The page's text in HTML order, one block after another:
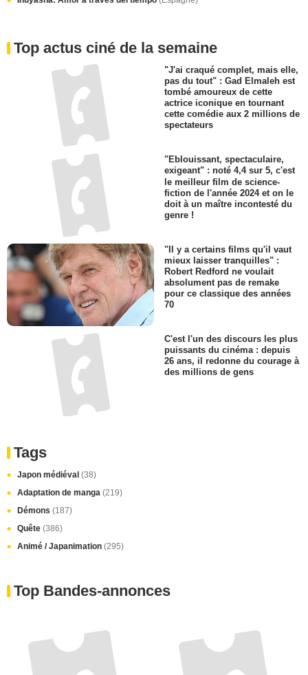
Top actus ciné de la semaine
"J'ai craqué complet, mais elle,
pas du tout" : Gad Elmaleh est
tombé amoureux de cette
actrice iconique en tournant
cette comédie aux 2 millions de
spectateurs
"Eblouissant, spectaculaire,
exigeant" : noté 4,4 sur 5, c'est
le meilleur film de science-
fiction de l'année 2024 et on le
doit à un maître incontesté du
genre !
"Il y a certains films qu'il vaut
mieux laisser tranquilles" :
Robert Redford ne voulait
absolument pas de remake
pour ce classique des années
70
C'est l'un des discours les plus
puissants du cinéma : depuis
26 ans, il redonne du courage à
des millions de gens
Tags
Japon médiéval (38)
Adaptation de manga (219)
Démons (187)
Quête (386)
Animé / Japanimation (295)
Top Bandes-annonces